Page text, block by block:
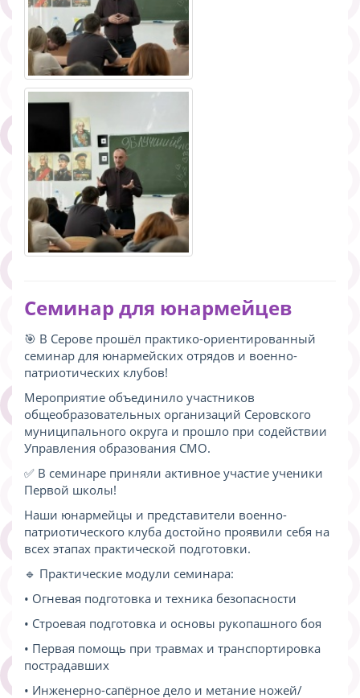
Семинар для юнармейцев
🎯 В Серове прошёл практико-ориентированный
семинар для юнармейских отрядов и военно-
патриотических клубов!
Мероприятие объединило участников
общеобразовательных организаций Серовского
муниципального округа и прошло при содействии
Управления образования СМО.
✅ В семинаре приняли активное участие ученики
Первой школы!
Наши юнармейцы и представители военно-
патриотического клуба достойно проявили себя на
всех этапах практической подготовки.
🔹 Практические модули семинара:
• Огневая подготовка и техника безопасности
• Строевая подготовка и основы рукопашного боя
• Первая помощь при травмах и транспортировка
пострадавших
• Инженерно-сапёрное дело и метание ножей/